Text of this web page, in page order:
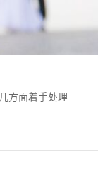
方面着手处理